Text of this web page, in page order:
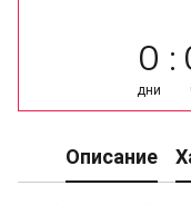
0
дни
Описание